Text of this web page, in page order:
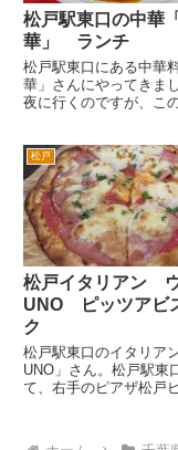
松戸駅東口の中華
華」 ランチ
松戸駅東口にある中華
華」さんにやってきま
夜に行くのですが、こ
お酒と合うんです。つ
ルが飲みたくなります
んそう炒め。見た目じ
な...
松戸
松戸イタリアン
UNO ピッツアビ
ク
松戸駅東口のイタリア
UNO」さん。松戸駅東
て、右手のピアザ松戸
地を歩いていくとすぐ